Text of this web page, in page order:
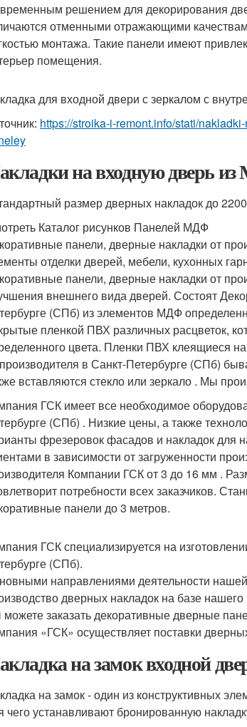
решением для декорирования
отменными отражающими
монтажа. Такие панели имеют
помещения.
для входной двери с зеркалом с
https://stroika-i-remont.info/stati/
на входную дверь
размер дверных накладок до
Каталог рисунков Панелей МДФ
панели, дверные накладки от
отделки дверей, мебели, кухонных
панели, дверные накладки от
внешнего вида дверей. Состоят
(СПб) из элементов МДФ
пленкой ПВХ различных расцветок,
цвета. Пленки ПВХ клеящиеся
в Санкт-Петербурге (СПб)
вставляются стекло или зеркало . Мы
ГСК имеет все необходимое
(СПб) . Низкие цены, а также
фрезеровок фасадов и накладок для
в зависимости от загруженности
Компании ГСК от 3 до 16 мм .
потребности всех заказчиков.
панели до 3 метров.
ГСК специализируется на
(СПб).
направлениями деятельности
дверных накладок на базе нашего
заказать декоративные дверные
«ГСК» осуществляет поставки
на замок входной
на замок - один из конструктивных
чего устанавливают бронированную